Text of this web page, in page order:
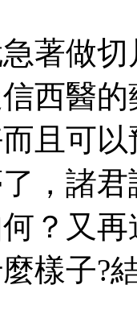
著做
西醫
且可
，諸
？又
樣子?